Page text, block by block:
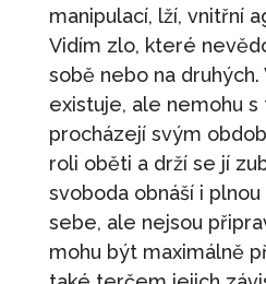
manipulací, lží, vnitřní
Vidím zlo, které
sobě nebo na
existuje, ale nemohu s
procházejí svým
roli oběti a drží se jí
svoboda obnáší i
sebe, ale nejsou
mohu být maximálně